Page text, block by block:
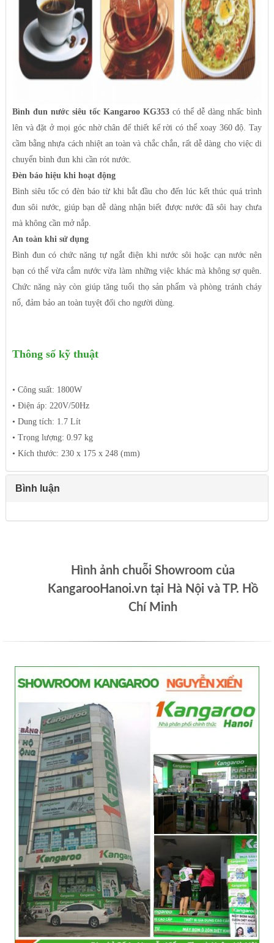
Bình đun nước siêu tốc Kangaroo KG353có thể dễ dàng nhấc bình
lên và đặt ở mọi góc nhờ chân đế thiết kế rời có thể xoay 360 độ. Tay
cầm bằng nhựa cách nhiệt an toàn và chắc chắn, rất dễ dàng cho việc di
chuyển bình đun khi cần rót nước.
Đèn báo hiệu khi hoạt động
Bình siêu tốc có đèn báo từ khi bắt đầu cho đến lúc kết thúc quá trình
đun sôi nước, giúp bạn dễ dàng nhận biết được nước đã sôi hay chưa
mà không cần mở nắp.
An toàn khi sử dụng
Bình đun có chức năng tự ngắt điện khi nước sôi hoặc cạn nước nên
bạn có thể vừa cắm nước vừa làm những việc khác mà không sợ quên.
Chức năng này còn giúp tăng tuổi thọ sản phẩm và phòng tránh cháy
nổ, đảm bảo an toàn tuyệt đối cho người dùng.
Thông số kỹ thuật
• Công suất: 1800W
• Điện áp: 220V/50Hz
• Dung tích: 1.7 Lít
• Trọng lượng: 0.97 kg
• Kích thước: 230 x 175 x 248 (mm)
Bình luận
Hình ảnh chuỗi Showroom của
KangarooHanoi.vn tại Hà Nội và TP. Hồ
Chí Minh